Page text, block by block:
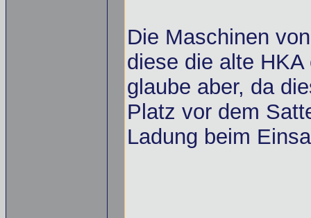
Die Maschinen
diese die alte
glaube aber, da
Platz vor dem
Ladung beim